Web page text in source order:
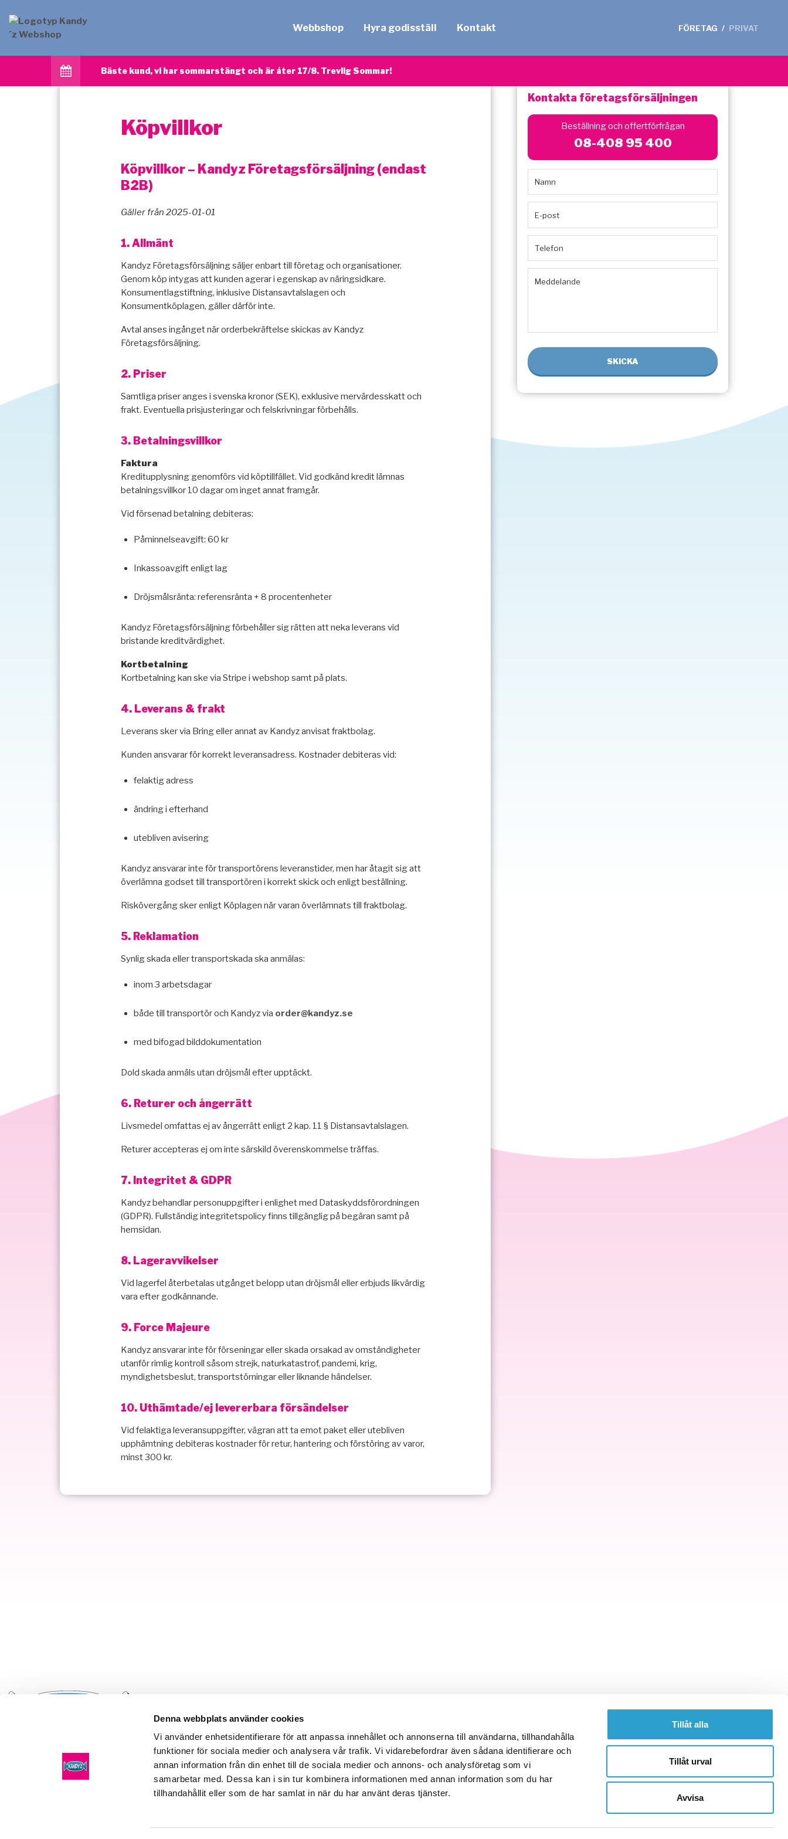
Denna webbplats använder cookies
Vi använder enhetsidentifierare för att anpassa innehållet och annonserna till användarna, tillhandahålla
funktioner för sociala medier och analysera vår trafik. Vi vidarebefordrar även sådana identifierare och
annan information från din enhet till de sociala medier och annons- och analysföretag som vi
samarbetar med. Dessa kan i sin tur kombinera informationen med annan information som du har
tillhandahållit eller som de har samlat in när du har använt deras tjänster.
Tillåt alla
Tillåt urval
Avvisa
PRIVAT
/
FÖRETAG
Webbshop Hyra godisställ Kontakt
Bäste kund, vi har sommarstängt och är åter 17/8. Trevlig Sommar!
Köpvillkor
Köpvillkor – Kandyz Företagsförsäljning (endast
B2B)
Gäller från 2025-01-01
1. Allmänt
Kandyz Företagsförsäljning säljer enbart till företag och organisationer.
Genom köp intygas att kunden agerar i egenskap av näringsidkare.
Konsumentlagstiftning, inklusive Distansavtalslagen och
Konsumentköplagen, gäller därför inte.
Avtal anses ingånget när orderbekräftelse skickas av Kandyz
Företagsförsäljning.
2. Priser
Samtliga priser anges i svenska kronor (SEK), exklusive mervärdesskatt och
frakt. Eventuella prisjusteringar och felskrivningar förbehålls.
3. Betalningsvillkor
Faktura
Kreditupplysning genomförs vid köptillfället. Vid godkänd kredit lämnas
betalningsvillkor 10 dagar om inget annat framgår.
Vid försenad betalning debiteras:
Påminnelseavgift: 60 kr
Inkassoavgift enligt lag
Dröjsmålsränta: referensränta + 8 procentenheter
Kandyz Företagsförsäljning förbehåller sig rätten att neka leverans vid
bristande kreditvärdighet.
Kortbetalning
Kortbetalning kan ske via Stripe i webshop samt på plats.
4. Leverans & frakt
Leverans sker via Bring eller annat av Kandyz anvisat fraktbolag.
Kunden ansvarar för korrekt leveransadress. Kostnader debiteras vid:
felaktig adress
ändring i efterhand
utebliven avisering
Kandyz ansvarar inte för transportörens leveranstider, men har åtagit sig att
överlämna godset till transportören i korrekt skick och enligt beställning.
Riskövergång sker enligt Köplagen när varan överlämnats till fraktbolag.
5. Reklamation
Synlig skada eller transportskada ska anmälas:
inom 3 arbetsdagar
både till transportör och Kandyz via order@kandyz.se
med bifogad bilddokumentation
Dold skada anmäls utan dröjsmål efter upptäckt.
6. Returer och ångerrätt
Livsmedel omfattas ej av ångerrätt enligt 2 kap. 11 § Distansavtalslagen.
Returer accepteras ej om inte särskild överenskommelse träffas.
7. Integritet & GDPR
Kandyz behandlar personuppgifter i enlighet med Dataskyddsförordningen
(GDPR). Fullständig integritetspolicy finns tillgänglig på begäran samt på
hemsidan.
8. Lageravvikelser
Vid lagerfel återbetalas utgånget belopp utan dröjsmål eller erbjuds likvärdig
vara efter godkännande.
9. Force Majeure
Kandyz ansvarar inte för förseningar eller skada orsakad av omständigheter
utanför rimlig kontroll såsom strejk, naturkatastrof, pandemi, krig,
myndighetsbeslut, transportstörningar eller liknande händelser.
10. Uthämtade/ej levererbara försändelser
Vid felaktiga leveransuppgifter, vägran att ta emot paket eller utebliven
upphämtning debiteras kostnader för retur, hantering och förstöring av varor,
minst 300 kr.
Kontakta företagsförsäljningen
Beställning och offertförfrågan
08-408 95 400
Företagsförsäljning
Häradsvägen 255
08-408 95 400
order@kandyz.se
Köpvillkor